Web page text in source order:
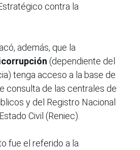
contra la
además, que la
(dependiente del
tenga acceso a la base de
consulta de las centrales de
y del Registro Nacional
Civil (Reniec).
fue el referido a la